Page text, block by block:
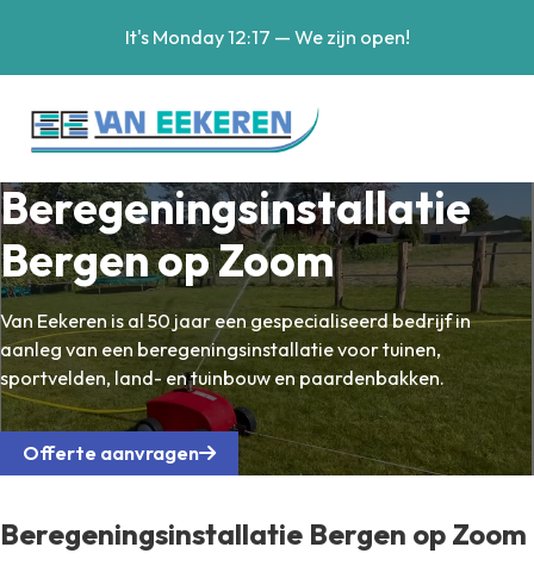
It'sMonday12:17 — We zijn open!
Beregeningsinstallatie
Bergen op Zoom
Van Eekeren is al 50 jaar een gespecialiseerd bedrijf in
aanleg van een beregeningsinstallatie voor tuinen,
sportvelden, land- en tuinbouw en paardenbakken.
Offerte aanvragen
Beregeningsinstallatie Bergen op Zoom